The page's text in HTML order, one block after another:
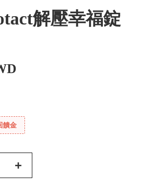
解壓幸福錠
饋金
+